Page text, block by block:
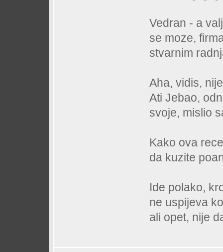
Vedran - a
se moze,
stvarnim
Aha, vidis,
Ati Jebao,
svoje, mislio
Kako ova
da kuzite
Ide polako,
ne uspijeva
ali opet, nije